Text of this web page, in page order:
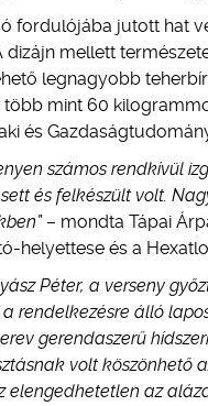
fordulójába jutott hat
dizájn mellett
legnagyobb
mint 60
és
számos rendkívül
és felkészült volt.
– mondta Tápai
helyettese és a
Péter, a verseny
rendelkezésre álló
gerendaszerű
volt köszönhető
elengedhetetlen az